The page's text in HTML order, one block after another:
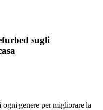
sugli
genere per migliorare la